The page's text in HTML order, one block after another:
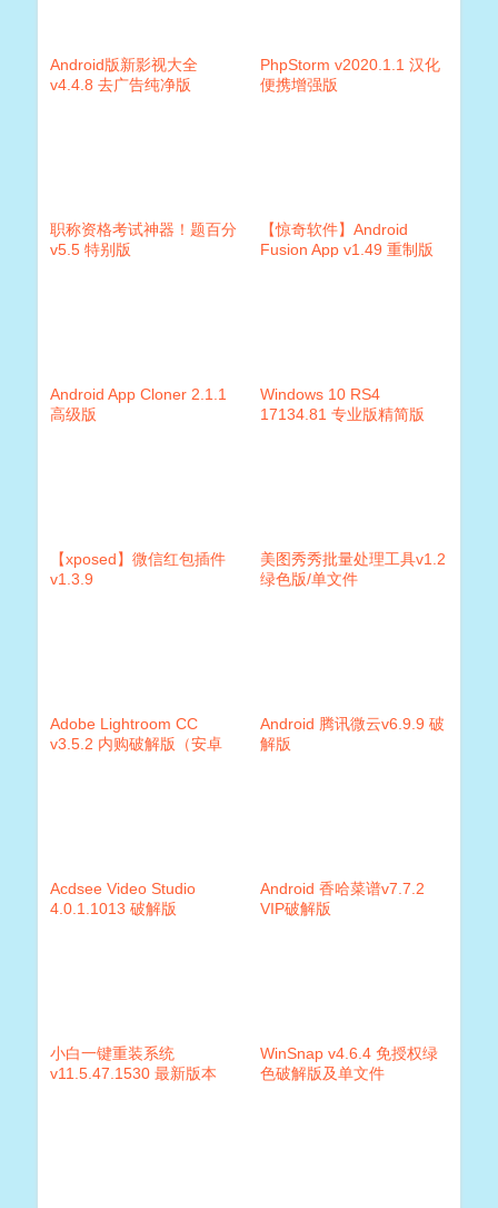
Android版新影视大全
v4.4.8 去广告纯净版
PhpStorm v2020.1.1 汉化
便携增强版
职称资格考试神器！题百分
v5.5 特别版
【惊奇软件】Android
Fusion App v1.49 重制版
Android App Cloner 2.1.1
高级版
Windows 10 RS4
17134.81 专业版精简版
【xposed】微信红包插件
v1.3.9
美图秀秀批量处理工具v1.2
绿色版/单文件
Adobe Lightroom CC
v3.5.2 内购破解版（安卓
Android 腾讯微云v6.9.9 破
解版
Acdsee Video Studio
4.0.1.1013 破解版
Android 香哈菜谱v7.7.2
VIP破解版
小白一键重装系统
v11.5.47.1530 最新版本
WinSnap v4.6.4 免授权绿
色破解版及单文件